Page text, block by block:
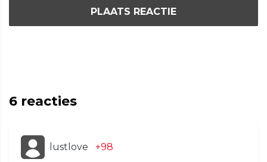
PLAATS REACTIE
6 reacties
lustlove +98